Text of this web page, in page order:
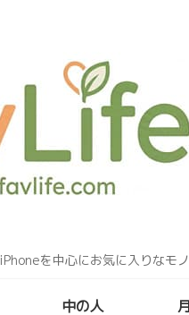
iPhoneを中心にお気に入りなモ
中の人